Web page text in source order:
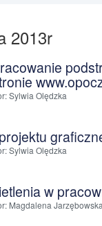
2013r
: Sylwia Olędzka
: Sylwia Olędzka
w
: Magdalena Jarzębowska